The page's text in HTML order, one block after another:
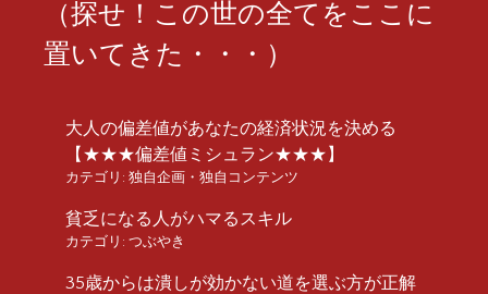
（探せ！この世の全てをここに
置いてきた・・・）
大人の偏差値があなたの経済状況を決める
【★★★偏差値ミシュラン★★★】
カテゴリ: 独自企画・独自コンテンツ
貧乏になる人がハマるスキル
カテゴリ: つぶやき
35歳からは潰しが効かない道を選ぶ方が正解